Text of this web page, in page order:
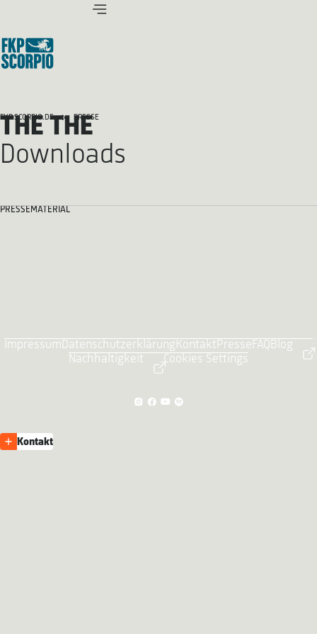
FKP SCORPIO.DE PRESSE
THE THE
Downloads
PRESSEMATERIAL
ImpressumDatenschutzerklärungKontaktPresse FAQBlog
Nachhaltigkeit
Cookies Settings
Kontakt